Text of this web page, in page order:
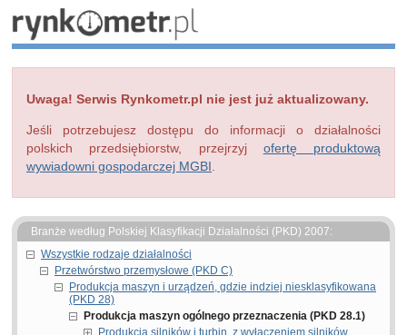
Uwaga! Serwis Rynkometr.pl nie jest już aktualizowany.
Jeśli potrzebujesz dostępu do informacji o działalności
polskich przedsiębiorstw, przejrzyj ofertę produktową
wywiadowni gospodarczej MGBI
Branże według Polskiej Klasyfikacji Działalności (PKD) 2007:
Wszystkie rodzaje działalności
Przetwórstwo przemysłowe (PKD C)
Produkcja maszyn i urządzeń, gdzie indziej niesklasyfikowana
(PKD 28)
Produkcja maszyn ogólnego przeznaczenia (PKD 28.1)
Produkcja silników i turbin, z wyłączeniem silników